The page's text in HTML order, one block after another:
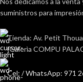
suministros para
Tienda: Av. Petit
(Galerìa COMPU
Cel: / WhatsApp: 971